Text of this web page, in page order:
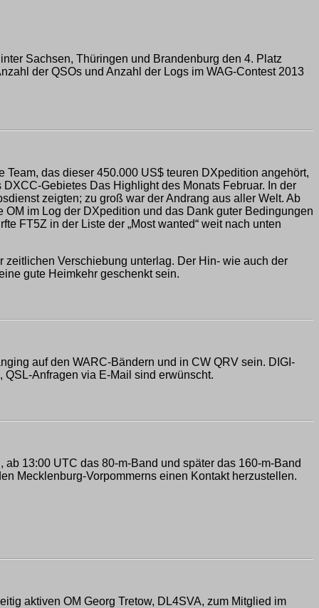
Sachsen, Thüringen und Brandenburg den 4. Platz
der QSOs und Anzahl der Logs im WAG-Contest 2013
das dieser 450.000 US$ teuren DXpedition angehört,
Gebietes Das Highlight des Monats Februar. In der
zeigten; zu groß war der Andrang aus aller Welt. Ab
im Log der DXpedition und das Dank guter Bedingungen
FT5Z in der Liste der „Most wanted“ weit nach unten
Verschiebung unterlag. Der Hin- wie auch der
gute Heimkehr geschenkt sein.
auf den WARC-Bändern und in CW QRV sein. DIGI-
Anfragen via E-Mail sind erwünscht.
13:00 UTC das 80-m-Band und später das 160-m-Band
Mecklenburg-Vorpommerns einen Kontakt herzustellen.
aktiven OM Georg Tretow, DL4SVA, zum Mitglied im